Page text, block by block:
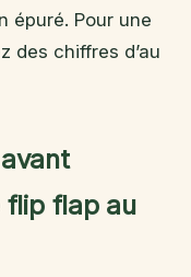
épuré. Pour une
des chiffres d’au
flip flap au